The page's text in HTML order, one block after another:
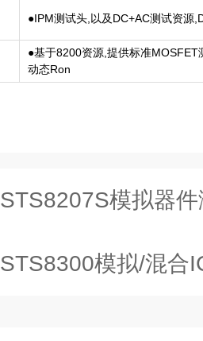
●IPM测试头,以及DC+AC测试资源
●基于8200资源,提供标准
动态Ron
STS8207S模拟器
STS8300模拟/混合